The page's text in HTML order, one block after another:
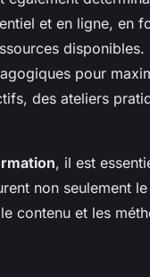
et en ligne, en
pour
des ateliers
, il est
non seulement
contenu et les